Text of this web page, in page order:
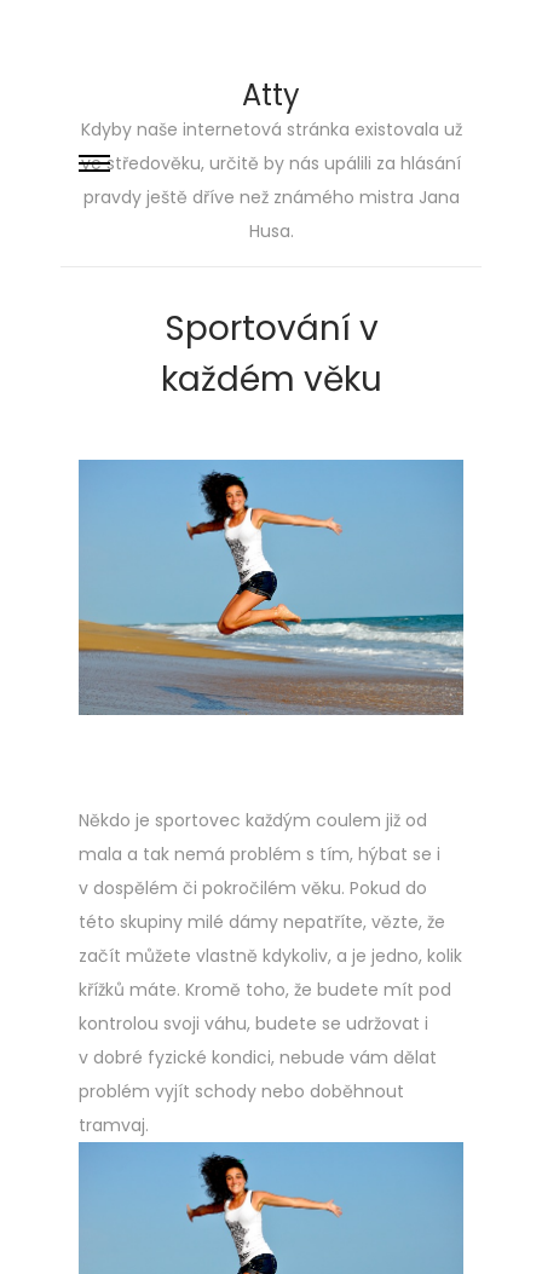
Skip
Skip
Atty
Kdyby naše internetová stránka existovala už
ve středověku, určitě by nás upálili za hlásání
pravdy ještě dříve než známého mistra Jana
Husa.
Sportování v
každém věku
Někdo je sportovec každým coulem již od
mala a tak nemá problém s tím, hýbat se i
v dospělém či pokročilém věku. Pokud do
této skupiny milé dámy nepatříte, vězte, že
začít můžete vlastně kdykoliv, a je jedno, kolik
křížků máte. Kromě toho, že budete mít pod
kontrolou svoji váhu, budete se udržovat i
v dobré fyzické kondici, nebude vám dělat
problém vyjít schody nebo doběhnout
tramvaj.